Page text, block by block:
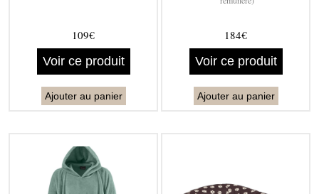
109€
Voir ce produit
Ajouter au panier
184€
Voir ce produit
Ajouter au panier